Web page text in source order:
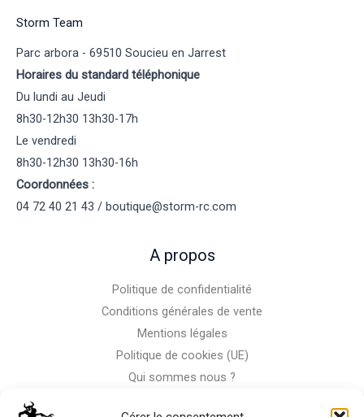
Storm Team
Parc arbora - 69510 Soucieu en Jarrest
Horaires du standard téléphonique
Du lundi au Jeudi
8h30-12h30 13h30-17h
Le vendredi
8h30-12h30 13h30-16h
Coordonnées :
04 72 40 21 43 / boutique@storm-rc.com
A propos
Politique de confidentialité
Conditions générales de vente
Mentions légales
Politique de cookies (UE)
Qui sommes nous ?